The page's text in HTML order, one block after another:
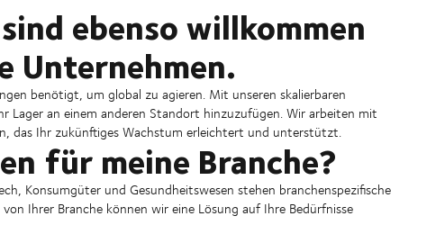
ebenso willkommen
Unternehmen.
benötigt, um global zu agieren. Mit unseren skalierbaren
Lager an einem anderen Standort hinzuzufügen. Wir arbeiten mit
das Ihr zukünftiges Wachstum erleichtert und unterstützt.
für meine Branche?
Konsumgüter und Gesundheitswesen stehen branchenspezifische
Ihrer Branche können wir eine Lösung auf Ihre Bedürfnisse